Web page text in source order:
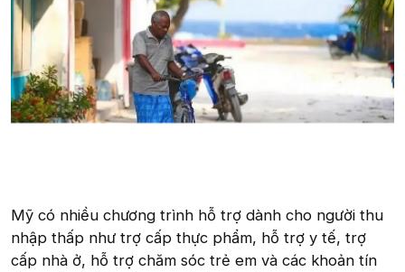
Mỹ có nhiều chương trình hỗ trợ dành cho người thu
nhập thấp như trợ cấp thực phẩm, hỗ trợ y tế, trợ
cấp nhà ở, hỗ trợ chăm sóc trẻ em và các khoản tín